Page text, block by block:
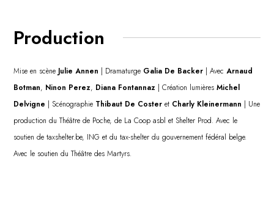
Production
Mise en scène Julie Annen | Dramaturge Galia De Backer | AvecArnaud
Botman, Ninon Perez, Diana Fontannaz | Création lumièresMichel
Delvigne | Scénographie Thibaut De Coster et Charly Kleinermann | Une
production du Théâtre de Poche, de La Coop asbl et Shelter Prod. Avec le
soutien de taxshelter.be, ING et du tax-shelter du gouvernement fédéral belge.
Avec le soutien du Théâtre des Martyrs.